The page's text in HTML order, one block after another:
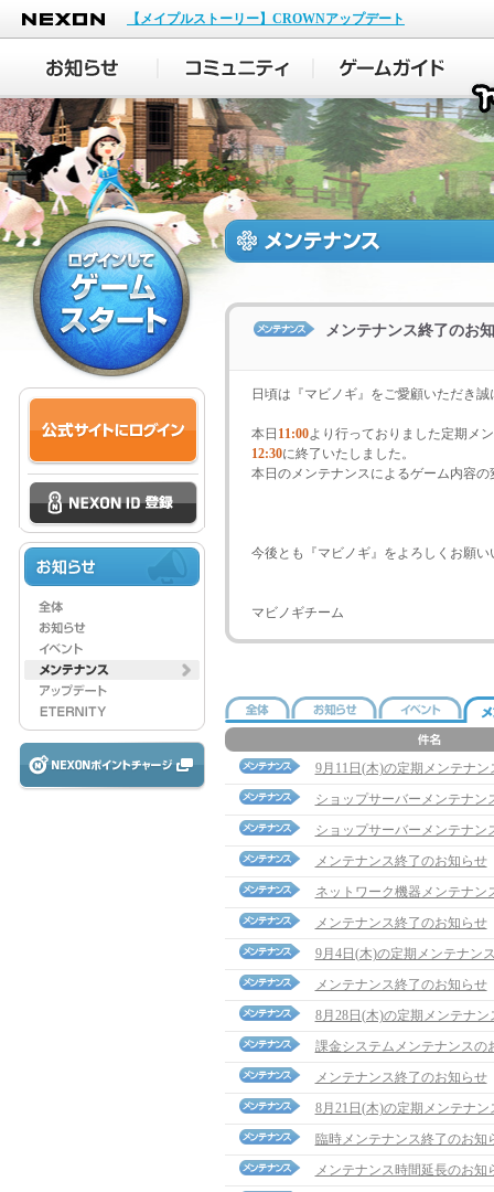
NEXON
【メイプルストーリー】CROWNアップデート
メンテナンス終了のお
日頃は『マビノギ』をご愛顧いただき
本日 11:00より行っておりました定期メ
12:30に終了いたしました。
本日のメンテナンスによるゲーム内容
今後とも『マビノギ』をよろしくお願い
マビノギチーム
9月11日(木)の定期メンテナン
ショップサーバーメンテナン
ショップサーバーメンテナン
メンテナンス終了のお知らせ
ネットワーク機器メンテナン
メンテナンス終了のお知らせ
9月4日(木)の定期メンテナン
メンテナンス終了のお知らせ
8月28日(木)の定期メンテナン
課金システムメンテナンスの
メンテナンス終了のお知らせ
8月21日(木)の定期メンテナン
臨時メンテナンス終了のお知
メンテナンス時間延長のお知